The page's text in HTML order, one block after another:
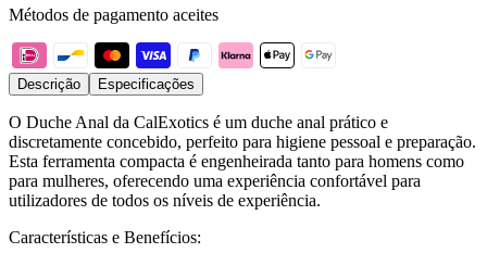
Métodos de pagamento aceites
Descrição Especificações
O Duche Anal da CalExotics é um duche anal prático e
discretamente concebido, perfeito para higiene pessoal e preparação.
Esta ferramenta compacta é engenheirada tanto para homens como
para mulheres, oferecendo uma experiência confortável para
utilizadores de todos os níveis de experiência.
Características e Benefícios: